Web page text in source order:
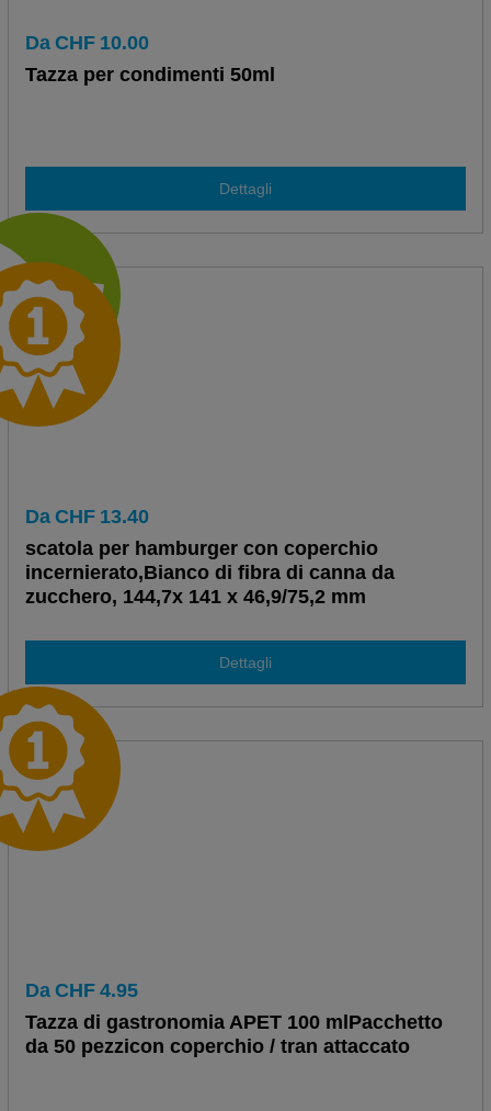
Da CHF 10.00
Tazza per condimenti 50ml
Dettagli
Da CHF 13.40
scatola per hamburger con coperchio
incernierato,Bianco di fibra di canna da
zucchero, 144,7x 141 x 46,9/75,2 mm
Dettagli
Da CHF 4.95
Tazza di gastronomia APET 100 mlPacchetto
da 50 pezzicon coperchio / tran attaccato